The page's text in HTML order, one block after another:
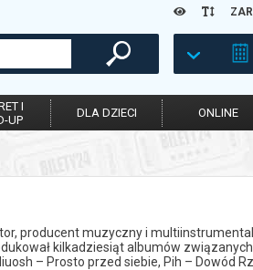
I
UP
DLA DZIECI ONLINE
producent muzyczny i
kilkadziesiąt albumów
– Prosto przed siebie, Pih – Dowód